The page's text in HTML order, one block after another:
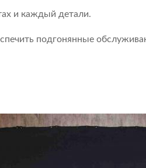
и каждый детали.
подгонянные